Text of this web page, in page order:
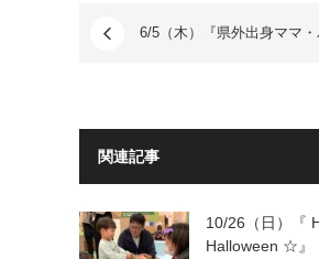
6/5（木）『県外出身ママ・
関連記事
10/26（日）『
Halloween ☆』